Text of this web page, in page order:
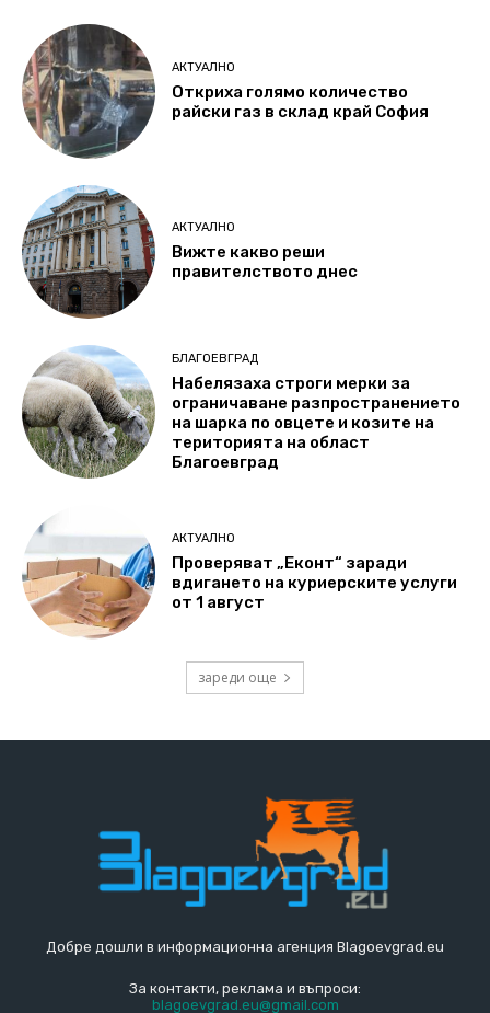
АКТУАЛНО
Откриха голямо количество
райски газ в склад край София
АКТУАЛНО
Вижте какво реши
правителството днес
БЛАГОЕВГРАД
Набелязаха строги мерки за
ограничаване разпространението
на шарка по овцете и козите на
територията на област
Благоевград
АКТУАЛНО
Проверяват „Еконт“ заради
вдигането на куриерските услуги
от 1 август
зареди още
Добре дошли в информационна агенция Blagoevgrad.eu
За контакти, реклама и въпроси:
blagoevgrad.eu@gmail.com